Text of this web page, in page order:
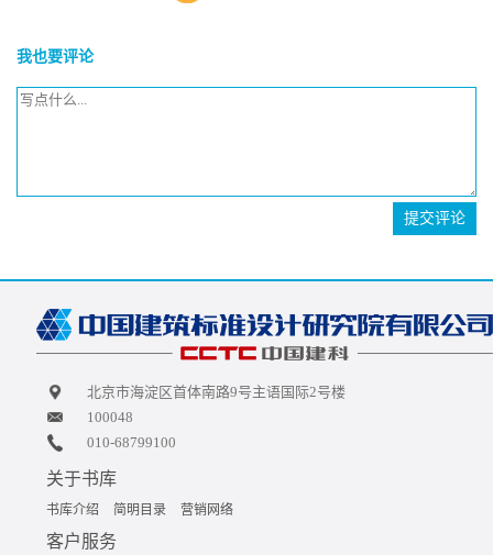
我也要评论
提交评论
北京市海淀区首体南路9号主语国际2号楼
100048
010-68799100
关于书库
书库介绍 简明目录 营销网络
客户服务